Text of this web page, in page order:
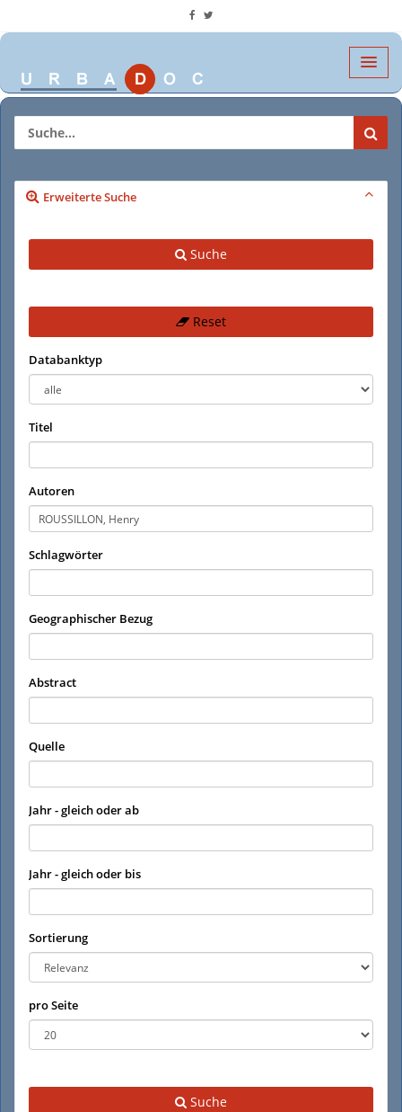
Erweiterte Suche
Suche
Reset
Databanktyp
Titel
Autoren
Schlagwörter
Geographischer Bezug
Abstract
Quelle
Jahr - gleich oder ab
Jahr - gleich oder bis
Sortierung
pro Seite
Suche